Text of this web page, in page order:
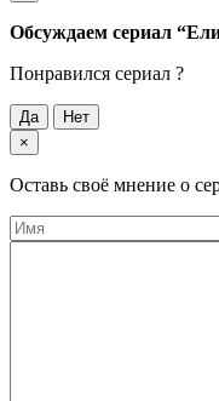
Обсуждаем cериал
Понравился cериал ?
Да
Нет
×
Оставь своё мнение о